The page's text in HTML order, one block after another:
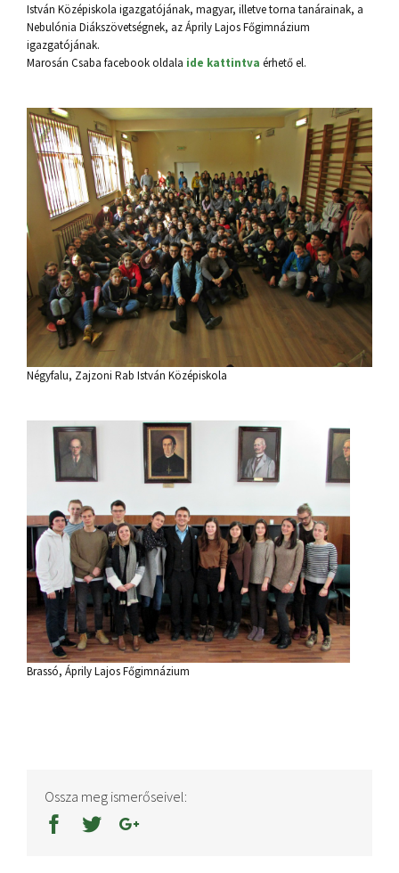
István Középiskola igazgatójának, magyar, illetve torna tanárainak, a
Nebulónia Diákszövetségnek, az Áprily Lajos Főgimnázium
igazgatójának.
Marosán Csaba facebook oldala ide kattintva érhető el.
Négyfalu, Zajzoni Rab István Középiskola
Brassó, Áprily Lajos Főgimnázium
Ossza meg ismerőseivel: